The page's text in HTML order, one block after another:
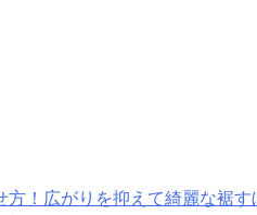
！広がりを抑えて綺麗な裾す